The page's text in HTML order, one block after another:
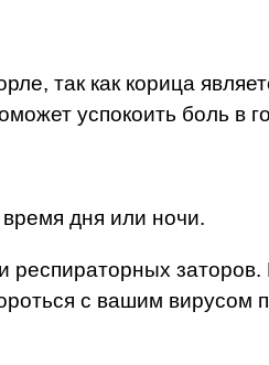
так как корица
успокоить боль в
дня или ночи.
респираторных
с вашим вирусом